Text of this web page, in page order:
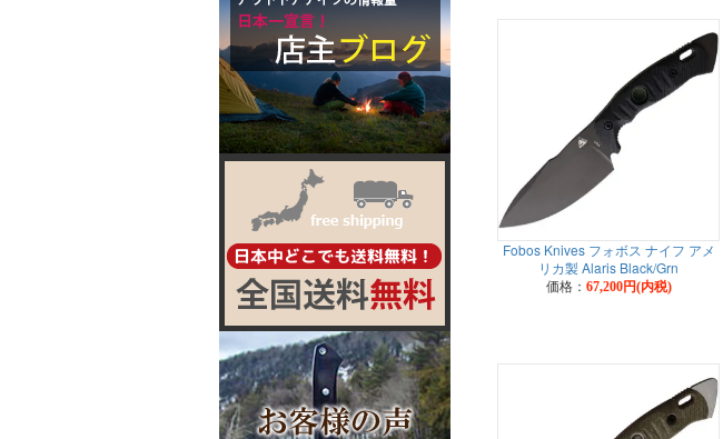
Fobos Knives フォボス ナイフ アメ
リカ製 Alaris Black/Grn
価格： 67,200円(内税)